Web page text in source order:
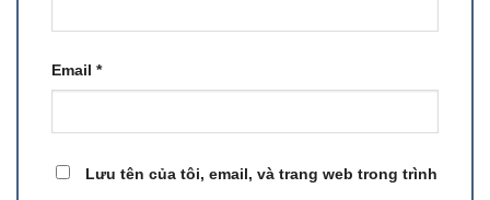
Email *
Lưu tên của tôi, email, và trang web trong trình